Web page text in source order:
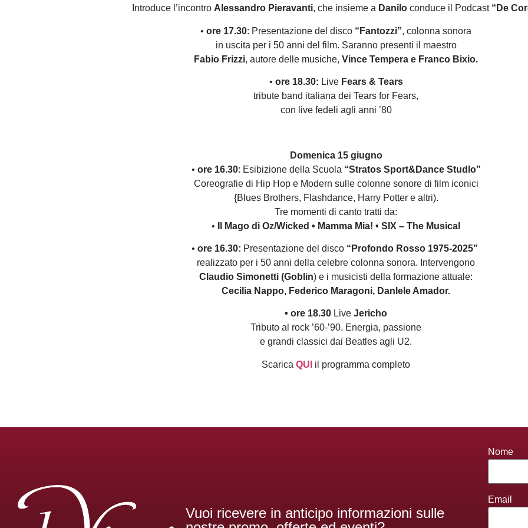
Introduce l’incontro Alessandro Pieravanti, che insieme a Daniloconduce il Podcast “De
• ore 17.30: Presentazione del disco “Fantozzi”, colonna sonora
in uscita per i 50 anni del film. Saranno presenti il maestro
Fabio Frizzi, autore delle musiche, Vince Tempera e Franco Bixio.
• ore 18.30: Live Fears & Tears
tribute band italiana dei Tears for Fears,
con live fedeli agli anni ’80
Domenica 15 giugno
• ore 16.30: Esibizione della Scuola “Stratos Sport&Dance Studlo”
Coreografie di Hip Hop e Modern sulle colonne sonore di film iconici
{Blues Brothers, Flashdance, Harry Potter e altri).
Tre momenti di canto tratti da:
•
Il Mago di Oz/Wicked • Mamma Mia! • SIX – The Musical
• ore 16.30: Presentazione del disco “Profondo Rosso 1975-2025”
realizzato per i 50 anni della celebre colonna sonora. Intervengono
Claudio Simonetti (Goblin) e i musicisti della formazione attuale:
Cecilia Nappo, Federico Maragoni, Danlele Amador.
• ore 18.30 Live Jericho
Tributo al rock ’60-’90. Energia, passione
e grandi classici dai Beatles agli U2.
Scarica QUI il programma completo
Vuoi ricevere in anticipo informazioni sulle
Nome
Email